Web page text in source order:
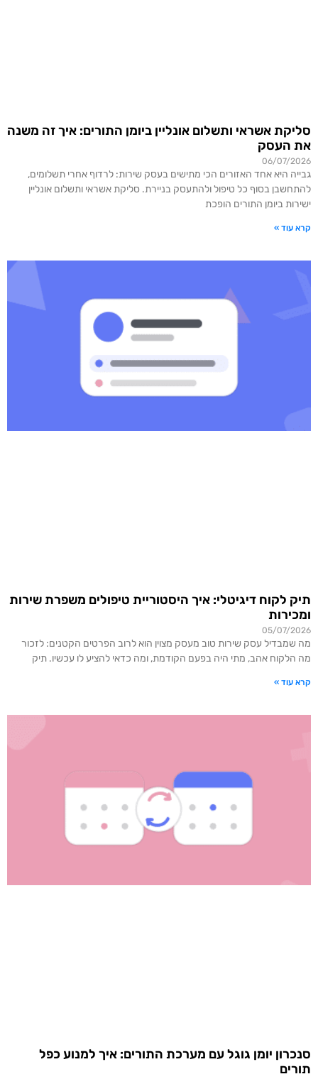
סליקת אשראי ותשלום אונליין ביומן התורים: איך זה משנה
את העסק
06/07/2026
גבייה היא אחד האזורים הכי מתישים בעסק שירות: לרדוף אחרי תשלומים,
להתחשבן בסוף כל טיפול ולהתעסק בניירת. סליקת אשראי ותשלום אונליין
ישירות ביומן התורים הופכת
קרא עוד »
תיק לקוח דיגיטלי: איך היסטוריית טיפולים משפרת שירות
ומכירות
05/07/2026
מה שמבדיל עסק שירות טוב מעסק מצוין הוא לרוב הפרטים הקטנים: לזכור
מה הלקוח אהב, מתי היה בפעם הקודמת, ומה כדאי להציע לו עכשיו. תיק
קרא עוד »
סנכרון יומן גוגל עם מערכת התורים: איך למנוע כפל
תורים